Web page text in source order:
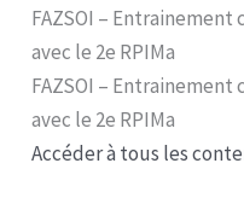
FAZSOI – Entrainement
avec le 2e RPIMa
FAZSOI – Entrainement
avec le 2e RPIMa
Accéder à tous les